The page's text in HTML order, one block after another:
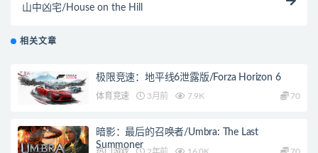
山中凶宅/House on the Hill
相关文章
极限竞速：地平线6泄露版/Forza Horizon 6
体育竞速 3月前 7.9K 70
暗影：最后的召唤者/Umbra: The Last
Summoner